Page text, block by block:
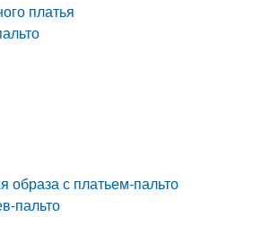
платья
образа с платьем-пальто
пальто